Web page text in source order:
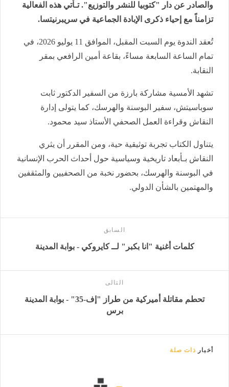
والصادر عن دار "كتوبيا للنشر والتوزيع". تـأتي هذه الفعالية
تزامناً مع إحياء ذكرى الإبادة الجماعية في سريبرنيتسا.
تُعقد الندوة يوم السبت المقبل، الموافق 11 يوليو 2026، في
تمام الساعة السابعة مساءً، بقاعة أمين الرافعي بمقر
النقابة.
تشهد الأمسية مشاركة بارزة من السفير الدكتور ثابت
سوباسيتش، سفير البوسنة والهرسك، كما يتولى إدارة
النقاش وقراءة العمل الصحفي الأستاذ سيد محمود.
يتناول الكتاب تجربة توثيقية حية، ومن المقرر أن يثري
النقاش بـأبعاد تاريخية وسياسية حول أحداث الحرب الإنسانية
في البوسنة والهرسك، بحضور نخبة من الصحفيين والمثقفين
والمهتمين بالشأن الدولي.
السابق
كلمات أغنية "انا بكبر" لــ كايروكي - بوابة المدينة
التالى
تحطم مقاتلة أميركية من طراز "إف-35" - بوابة المدينة
برس
أخبار ذات صلة